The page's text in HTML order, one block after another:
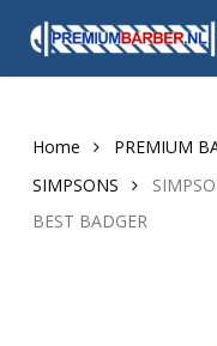
main
Home
PREMIUM
SIMPSONS
BEST BADGER